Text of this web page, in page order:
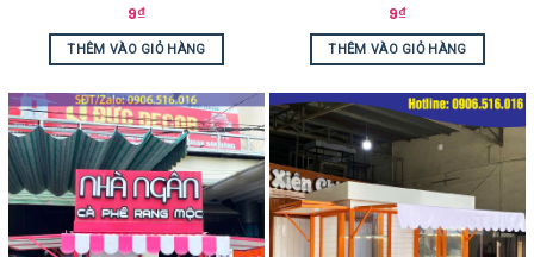
9₫
THÊM VÀO GIỎ HÀNG
9₫
THÊM VÀO GIỎ HÀNG